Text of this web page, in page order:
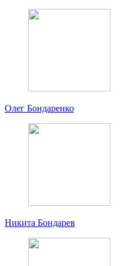
Олег Бондаренко
Никита Бондарев